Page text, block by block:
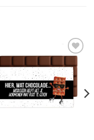
Wishlist